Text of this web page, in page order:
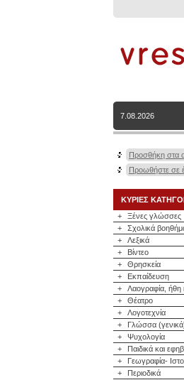
7.08.2026
Προσθήκη στα
Προωθήστε σε
ΚΥΡΙΕΣ
+
Ξένες γλώσσες
+
Σχολικά
+
Λεξικά
+
Βίντεο
+
Θρησκεία
+
Εκπαίδευση
+
Λαογραφία, ήθη
+
Θέατρο
+
Λογοτεχνία
+
Γλώσσα
+
Ψυχολογία
+
Παιδικά και
+
Γεωγραφία-
+
Περιοδικά